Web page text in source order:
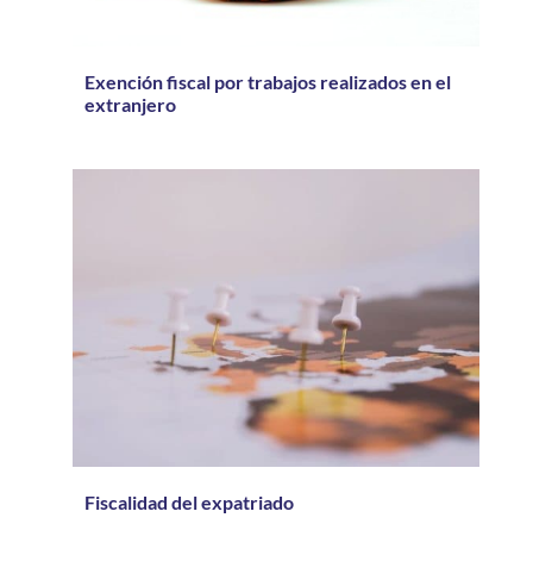
Exención fiscal por trabajos realizados en el
extranjero
Fiscalidad del expatriado